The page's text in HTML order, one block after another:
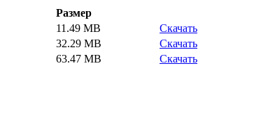
Размер
11.49 MB
Скачать
32.29 MB
Скачать
63.47 MB Скачать